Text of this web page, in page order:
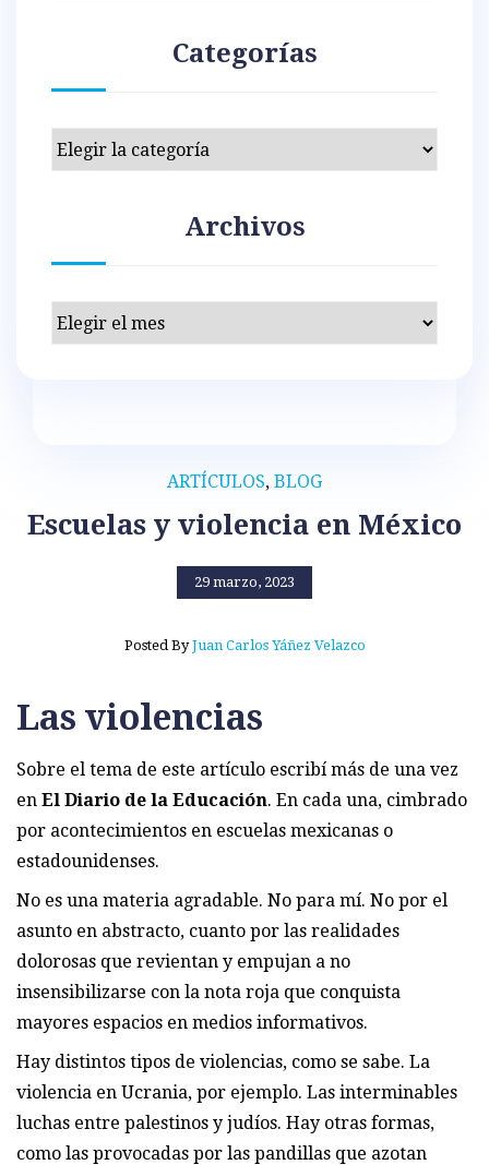
ARTÍCULOS, BLOG
Escuelas y violencia en México
29 marzo, 2023
Posted ByJuan Carlos Yáñez Velazco
Las violencias
Sobre el tema de este artículo escribí más de una vez
en El Diario de la Educación. En cada una, cimbrado
por acontecimientos en escuelas mexicanas o
estadounidenses.
No es una materia agradable. No para mí. No por el
asunto en abstracto, cuanto por las realidades
dolorosas que revientan y empujan a no
insensibilizarse con la nota roja que conquista
mayores espacios en medios informativos.
Hay distintos tipos de violencias, como se sabe. La
violencia en Ucrania, por ejemplo. Las interminables
luchas entre palestinos y judíos. Hay otras formas,
como las provocadas por las pandillas que azotan
Categorías
Categorías
Archivos
Archivos